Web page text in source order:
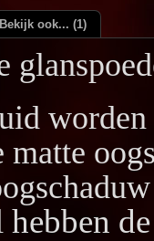
Bekijk ook... (1)
worden
matte